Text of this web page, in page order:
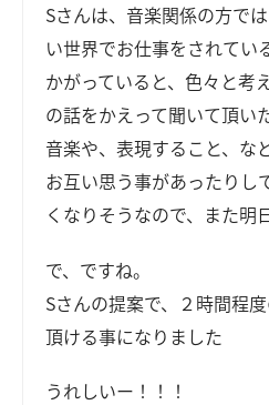
Sさんは、音楽関係の方で
い世界でお仕事をされてい
かがっていると、色々と考
の話をかえって聞いて頂い
音楽や、表現すること、な
お互い思う事があったりし
くなりそうなので、また明
で、ですね。
Sさんの提案で、２時間程
頂ける事になりました
うれしいー！！！